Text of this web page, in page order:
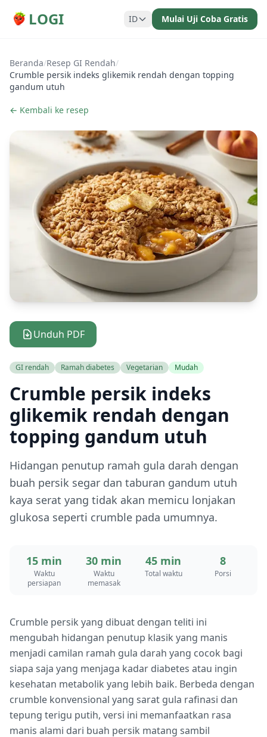
LOGI ID Mulai Uji Coba Gratis
Beranda/Resep GI Rendah/
Crumble persik indeks glikemik rendah dengan topping
gandum utuh
← Kembali ke resep
Unduh PDF
GI rendah Ramah diabetes Vegetarian Mudah
Crumble persik indeks
glikemik rendah dengan
topping gandum utuh
Hidangan penutup ramah gula darah dengan
buah persik segar dan taburan gandum utuh
kaya serat yang tidak akan memicu lonjakan
glukosa seperti crumble pada umumnya.
15 min
Waktu
persiapan
30 min
Waktu
memasak
45 min
Total waktu
8
Porsi
Crumble persik yang dibuat dengan teliti ini
mengubah hidangan penutup klasik yang manis
menjadi camilan ramah gula darah yang cocok bagi
siapa saja yang menjaga kadar diabetes atau ingin
kesehatan metabolik yang lebih baik. Berbeda dengan
crumble konvensional yang sarat gula rafinasi dan
tepung terigu putih, versi ini memanfaatkan rasa
manis alami dari buah persik matang sambil